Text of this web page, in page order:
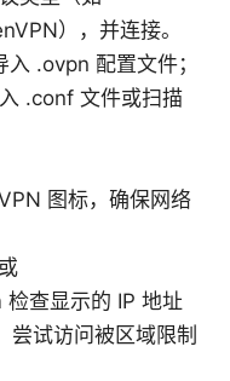
），并连接。
.ovpn 配置文件；
.conf 文件或扫描
图标，确保网络
查显示的 IP 地址
尝试访问被区域限制